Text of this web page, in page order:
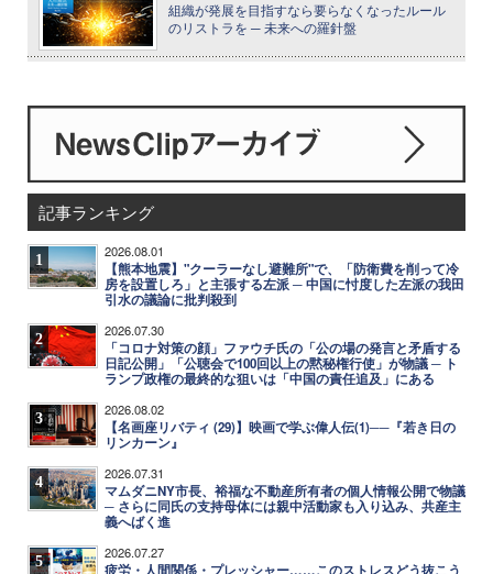
組織が発展を目指すなら要らなくなったルール
のリストラを ─ 未来への羅針盤
記事ランキング
1 2026.08.01
【熊本地震】"クーラーなし避難所"で、「防衛費を削って冷
房を設置しろ」と主張する左派 ─ 中国に忖度した左派の我田
引水の議論に批判殺到
2 2026.07.30
「コロナ対策の顔」ファウチ氏の「公の場の発言と矛盾する
日記公開」「公聴会で100回以上の黙秘権行使」が物議 ─ ト
ランプ政権の最終的な狙いは「中国の責任追及」にある
3 2026.08.02
【名画座リバティ (29)】映画で学ぶ偉人伝(1)──『若き日の
リンカーン』
4 2026.07.31
マムダニNY市長、裕福な不動産所有者の個人情報公開で物議
─ さらに同氏の支持母体には親中活動家も入り込み、共産主
義へばく進
5 2026.07.27
疲労・人間関係・プレッシャー……このストレスどう抜こう